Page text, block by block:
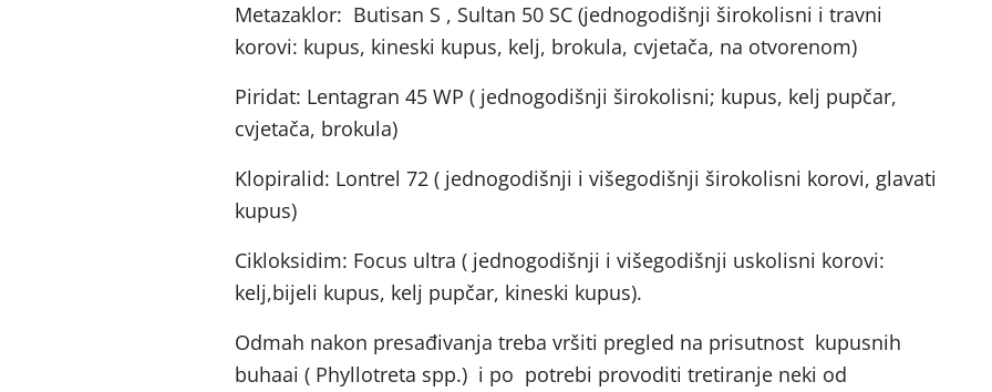
Metazaklor: Butisan S , Sultan 50 SC (jednogodišnji širokolisni i travni
korovi: kupus, kineski kupus, kelj, brokula, cvjetača, na otvorenom)
Piridat: Lentagran 45 WP ( jednogodišnji širokolisni; kupus, kelj pupčar,
cvjetača, brokula)
Klopiralid: Lontrel 72 ( jednogodišnji i višegodišnji širokolisni korovi, glavati
kupus)
Cikloksidim: Focus ultra ( jednogodišnji i višegodišnji uskolisni korovi:
kelj,bijeli kupus, kelj pupčar, kineski kupus).
Odmah nakon presađivanja treba vršiti pregled na prisutnost kupusnih
buhaai ( Phyllotreta spp.) i po potrebi provoditi tretiranje neki od